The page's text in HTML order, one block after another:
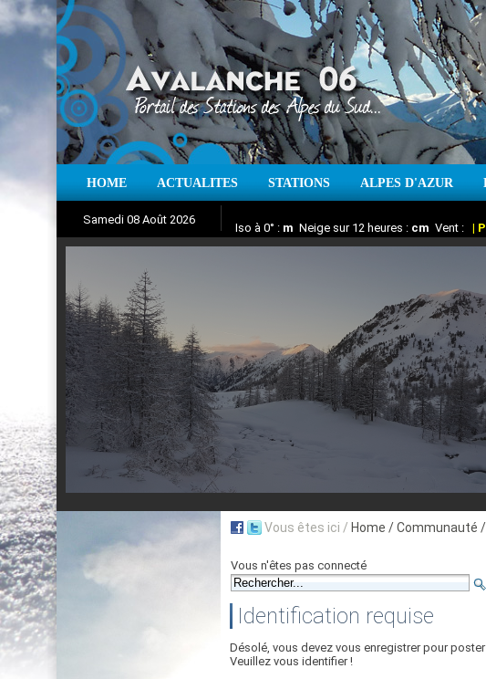
HOME ACTUALITES STATIONS ALPES D'AZUR
Samedi 08 Août 2026
Aujourd'hui : T° Min :°CT° Max :°C |
Suivez en direct l'actualité des stations des
Vous êtes ici / Home / Communauté
Vous n'êtes pas connecté
Identification requise
Désolé, vous devez vous enregistrer pour poster
Veuillez vous identifier !